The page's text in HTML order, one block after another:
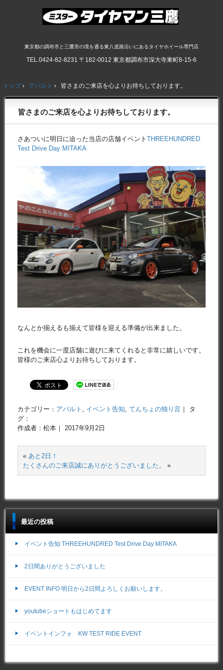
東京都の調布市と三鷹市の境を通る東八道路沿いにあるタイヤホイール専門店
TEL.0424-82-8231 〒182-0012 東京都調布市深大寺東町8-15-6
トップ › アバルト › 皆さまのご来店を心よりお待ちしております。
皆さまのご来店を心よりお待ちしております。
さあついに明日に迫った当店の店舗イベント THREEHUNDRED
Test Drive Day MITAKA
なんとか揃えるも揃えて皆様を迎える準備が出来ました。
これを機会に一度店舗に遊びに来てくれると非常に嬉しいです。
皆様のご来店心よりお待ちしております。
カテゴリー： アバルト , イベント告知, てんちょの独り言 ｜ タ
グ：
作成者：松本｜ 2017年9月2日
« あと2日！
たくさんのご来店誠にありがとうございました。
»
最近の投稿
イベント告知 THREEHUNDRED Test Drive Day MITAKA
2日間ありがとうございました
EVENT INFO 明日から2日間よろしくお願いします。
youtubeショートもはじめてます
イベントインフォ KW TEST RIDE EVENT